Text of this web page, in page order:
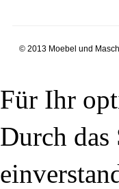
© 2013 Moebel und
Für Ihr
Durch das